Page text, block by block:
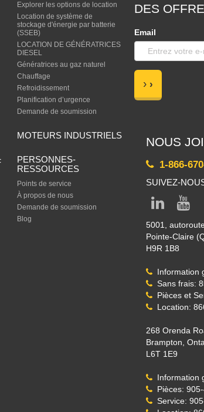
Explorer les options de location
Location de système de
stockage d'énergie par batterie
(SSEB)
LOCATION DE GÉNÉRATRICES
DIESEL
Génératrices au gaz naturel
Chauffage
Refroidissement
Planification d’urgence
Demande de soumission
MOTEURS INDUSTRIELS
PERSONNES-
RESSOURCES
Points de service
À propos de nous
Demande de soumission
Blog
DES
Email
›
NOUS
1-866-
SUIVEZ-
5001,
Pointe-Claire
H9R 1B8
Information
Sans frais:
Pièces et
Location:
268 Orenda
Brampton,
L6T 1E9
Information
Pièces:
Service: